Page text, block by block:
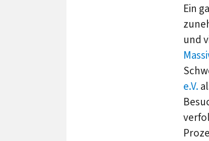
Ein
und
e.V.